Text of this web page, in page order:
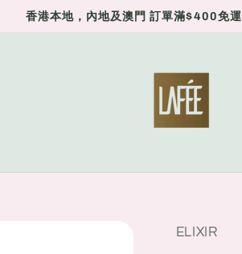
香港本地，內地及澳門 訂單滿$400免運
ELIXIR